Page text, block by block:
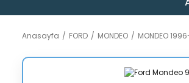
Anasayfa FORD MONDEO MONDEO